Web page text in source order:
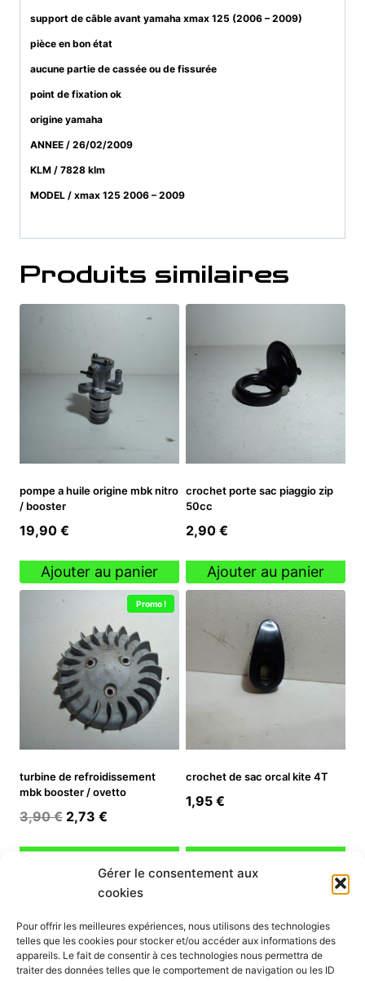
Gérer le consentement aux
cookies
Pour offrir les meilleures expériences, nous utilisons des technologies
telles que les cookies pour stocker et/ou accéder aux informations des
appareils. Le fait de consentir à ces technologies nous permettra de
traiter des données telles que le comportement de navigation ou les ID
support de câble avant yamaha xmax 125 (2006 – 2009)
pièce en bon état
aucune partie de cassée ou de fissurée
point de fixation ok
origine yamaha
ANNEE / 26/02/2009
KLM / 7828 klm
MODEL / xmax 125 2006 – 2009
Produits similaires
pompe a huile origine mbk nitro
/ booster
19,90 €
Ajouter au panier
crochet porte sac piaggio zip
50cc
2,90 €
Ajouter au panier
Promo !
turbine de refroidissement
mbk booster / ovetto
3,90€ Le
initial
était :
3,90 €.
2,73 €
actuel
est :
2,73 €.
crochet de sac orcal kite 4T
1,95 €
INFORMATION
Mon compte
Nous contacter